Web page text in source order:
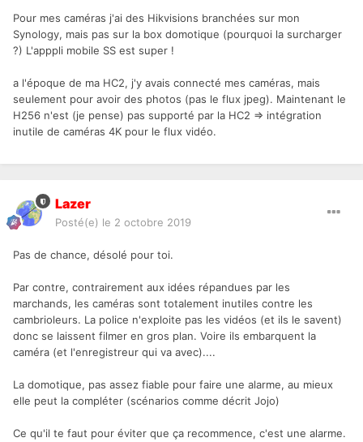
Pour mes caméras j'ai des Hikvisions branchées sur mon
Synology, mais pas sur la box domotique (pourquoi la surcharger
?) L'apppli mobile SS est super !
a l'époque de ma HC2, j'y avais connecté mes caméras, mais
seulement pour avoir des photos (pas le flux jpeg). Maintenant le
H256 n'est (je pense) pas supporté par la HC2 => intégration
inutile de caméras 4K pour le flux vidéo.
Lazer
Posté(e) le 2 octobre 2019
Pas de chance, désolé pour toi.
Par contre, contrairement aux idées répandues par les
marchands, les caméras sont totalement inutiles contre les
cambrioleurs. La police n'exploite pas les vidéos (et ils le savent)
donc se laissent filmer en gros plan. Voire ils embarquent la
caméra (et l'enregistreur qui va avec)....
La domotique, pas assez fiable pour faire une alarme, au mieux
elle peut la compléter (scénarios comme décrit Jojo)
Ce qu'il te faut pour éviter que ça recommence, c'est une alarme.